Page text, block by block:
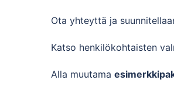
Ota yhteyttä ja
Katso henkilökohtaisten
Alla muutama